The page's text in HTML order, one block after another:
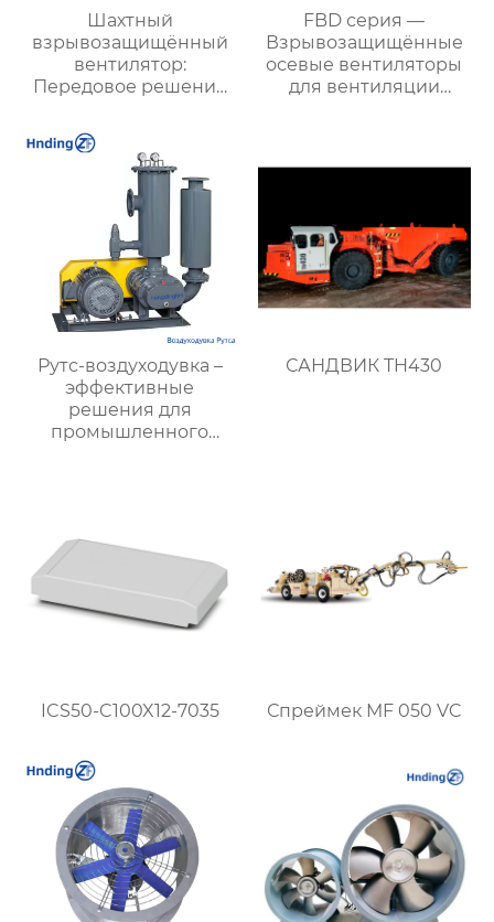
Шахтный
взрывозащищённый
вентилятор:
Передовое решение
стабильной
вентиляции в
подземных условиях
FBD серия —
Взрывозащищённые
осевые вентиляторы
для вентиляции
Рутс-воздуходувка –
эффективные
решения для
промышленного
САНДВИК TH430
ICS50-C100X12-7035 Спреймек MF 050 VC